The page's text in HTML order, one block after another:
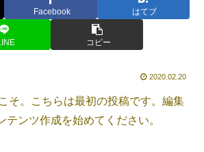
Facebook はてブ
コピー
2020.02.20
そ。こちらは最初の投稿です。編集
テンツ作成を始めてください。